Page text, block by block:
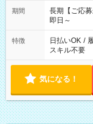
期間
長期【ご応
即日～
特徴 日払いOK /
スキル不要
気になる！